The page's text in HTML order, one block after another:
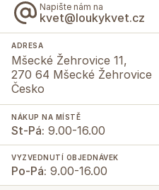
Napište nám na
kvet@loukykvet.cz
ADRESA
Mšecké Žehrovice 11,
270 64 Mšecké Žehrovice
Česko
NÁKUP NA MÍSTĚ
St-Pá: 9.00-16.00
VYZVEDNUTÍ OBJEDNÁVEK
Po-Pá: 9.00-16.00